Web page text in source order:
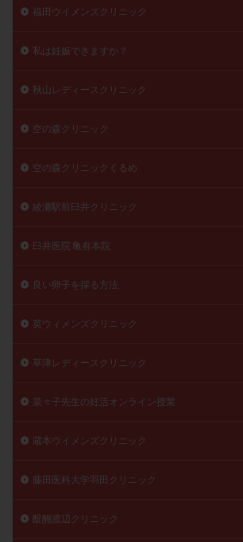
福田ウイメンズクリニック
私は妊娠できますか？
秋山レディースクリニック
空の森クリニック
空の森クリニックくるめ
綾瀬駅前臼井クリニック
臼井医院 亀有本院
良い卵子を採る方法
英ウィメンズクリニック
草津レディースクリニック
菜々子先生の妊活オンライン授業
蔵本ウイメンズクリニック
藤田医科大学羽田クリニック
醍醐渡辺クリニック